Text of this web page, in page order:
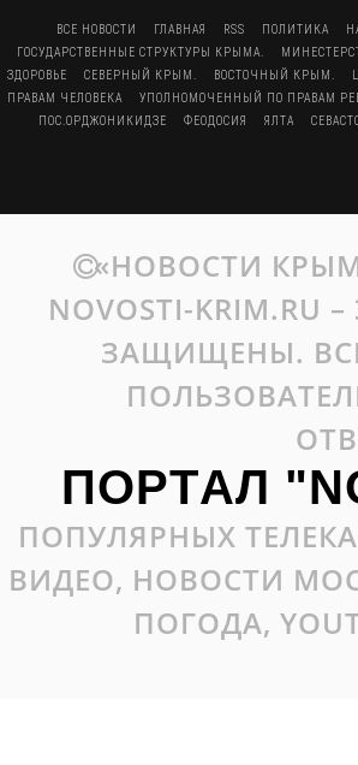
ВСЕ НОВОСТИ ГЛАВНАЯ RSS ПОЛИТИКА
ГОСУДАРСТВЕННЫЕ СТРУКТУРЫ КРЫМА.
ЗДОРОВЬЕ
СЕВЕРНЫЙ КРЫМ. ВОСТОЧНЫЙ КРЫМ.
ПРАВАМ ЧЕЛОВЕКА
УПОЛНОМОЧЕННЫЙ ПО ПРАВАМ
ПОС.ОРДЖОНИКИДЗЕ
ФЕОДОСИЯ ЯЛТА
«НОВОСТИ
NOVOSTI-
ЗАЩИЩЕНЫ.
ПОРТАЛ
ПОПУЛЯРНЫХ
ВИДЕО, НОВОСТИ
ПОГОДА,